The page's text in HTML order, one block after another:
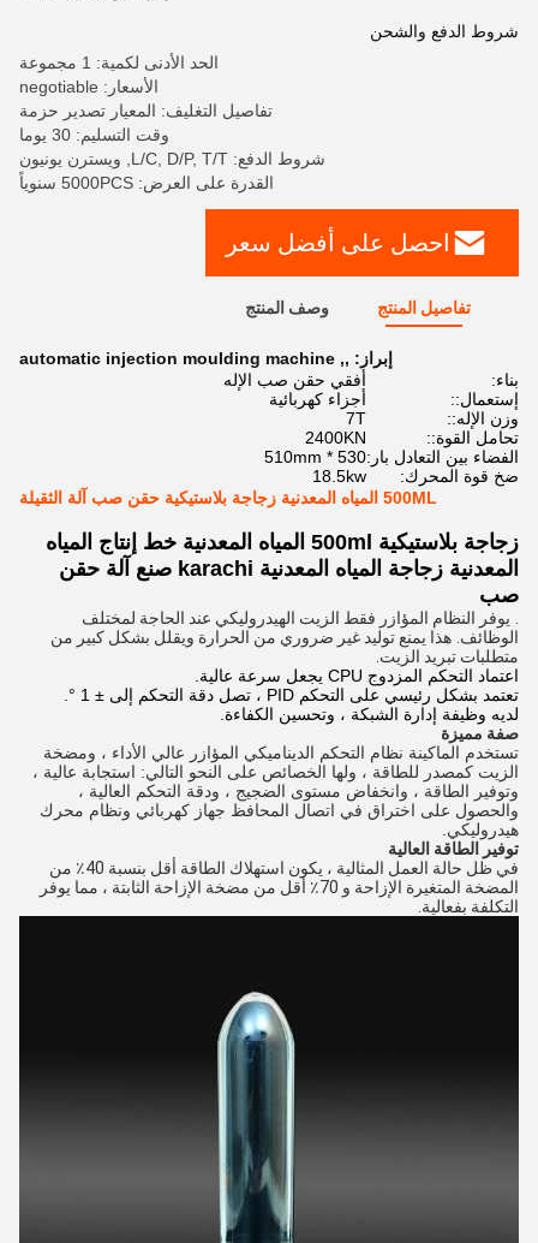
شروط الدفع والشحن
الحد الأدنى لكمية: 1 مجموعة
الأسعار: negotiable
تفاصيل التغليف: المعيار تصدير حزمة
وقت التسليم: 30 يوما
شروط الدفع: L/C, D/P, T/T, ويسترن يونيون
القدرة على العرض: 5000PCS سنوياً
احصل على أفضل سعر
تفاصيل المنتج وصف المنتج
إبراز: ,
,
automatic injection moulding machine
بناء:
أفقي حقن صب الإله
إستعمال::
أجزاء كهربائية
وزن الإله::
7T
تحامل القوة::
2400KN
الفضاء بين التعادل بار:530 * 510mm
ضخ قوة المحرك:
18.5kw
500ML المياه المعدنية زجاجة بلاستيكية حقن صب آلة الثقيلة
زجاجة بلاستيكية 500ml المياه المعدنية خط إنتاج المياه
المعدنية زجاجة المياه المعدنية karachi صنع آلة حقن
صب
يوفر النظام المؤازر فقط الزيت الهيدروليكي عند الحاجة لمختلف
الوظائف. هذا يمنع توليد غير ضروري من الحرارة ويقلل بشكل كبير من
متطلبات تبريد الزيت.
اعتماد التحكم المزدوج CPU يجعل سرعة عالية.
تعتمد بشكل رئيسي على التحكم PID ، تصل دقة التحكم إلى ± 1 °.
لديه وظيفة إدارة الشبكة ، وتحسين الكفاءة.
صفة مميزة
تستخدم الماكينة نظام التحكم الديناميكي المؤازر عالي الأداء ، ومضخة
الزيت كمصدر للطاقة ، ولها الخصائص على النحو التالي: استجابة عالية ،
وتوفير الطاقة ، وانخفاض مستوى الضجيج ، ودقة التحكم العالية ،
والحصول على اختراق في اتصال المحافظ جهاز كهربائي ونظام محرك
هيدروليكي.
توفير الطاقة العالية
في ظل حالة العمل المثالية ، يكون استهلاك الطاقة أقل بنسبة 40٪ من
المضخة المتغيرة الإزاحة و 70٪ أقل من مضخة الإزاحة الثابتة ، مما يوفر
التكلفة بفعالية.